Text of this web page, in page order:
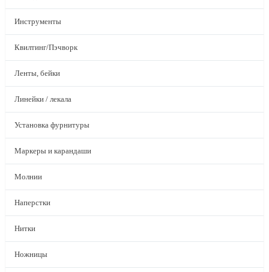
Инструменты
Квилтинг/Пэчворк
Ленты, бейки
Линейки / лекала
Установка фурнитуры
Маркеры и карандаши
Молнии
Наперстки
Нитки
Ножницы